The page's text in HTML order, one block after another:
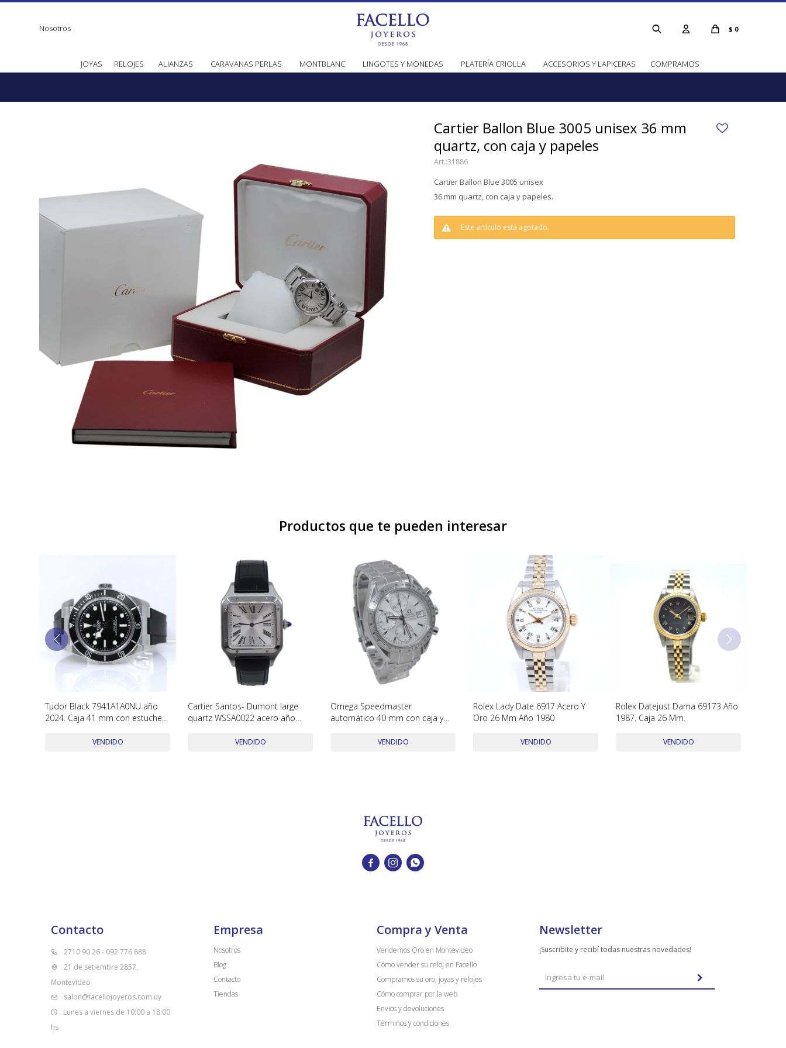
JOYAS RELOJES ALIANZAS CARAVANAS PERLAS MONTBLANC LINGOTES Y MONEDAS PLATERÍA CRIOLLA ACCESORIOS Y LAPICERAS COMPRAMOS
$ 0
Nosotros
Cartier Ballon Blue 3005 unisex 36 mm
quartz, con caja y papeles
31886
Cartier Ballon Blue 3005 unisex
36 mm quartz, con caja y papeles.
Este artículo está agotado.
Productos que te pueden interesar
Tudor Black 7941A1A0NU año
2024. Caja 41 mm con estuche y
VENDIDO
Cartier Santos- Dumont large
quartz WSSA0022 acero año
VENDIDO
Omega Speedmaster
automático 40 mm con caja y
VENDIDO
Rolex Lady Date 6917 Acero Y
Oro 26 Mm Año 1980
VENDIDO
Rolex Datejust Dama 69173 Año
1987. Caja 26 Mm.
VENDIDO
  
Contacto
2710 90 26 - 092 776 888
21 de setiembre 2857,
Montevideo
salon@facellojoyeros.com.uy
Lunes a viernes de 10:00 a 18:00
hs
Empresa
Nosotros
Blog
Contacto
Tiendas
Compra y Venta
Vendemos Oro en Montevideo
Cómo vender su reloj en Facello
Compramos su oro, joyas y relojes
Cómo comprar por la web
Envios y devoluciones
Términos y condiciones
Newsletter
¡Suscribite y recibí todas nuestras novedades!